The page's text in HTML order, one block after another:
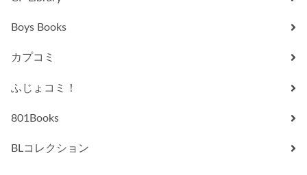
Boys Books
カプコミ
ふじょコミ！
801Books
BLコレクション